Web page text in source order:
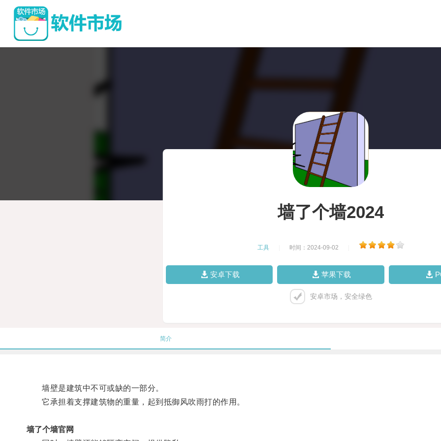
墙了个墙2024
工具 时间：2024-09-02
安卓下载 苹果下载
安卓市场，安全绿色
简介
墙壁是建筑中不可或缺的一部分。
它承担着支撑建筑物的重量，起到抵御风吹雨打的作用。
墙了个墙官网